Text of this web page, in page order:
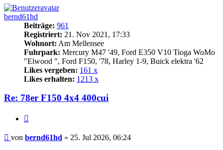
bernd61hd
Beiträge: 961
Registriert: 21. Nov 2021, 17:33
Wohnort: Am Mellensee
Fuhrpark: Mercury M47 '49, Ford E350 V10 Tioga WoMo
"Elwood ", Ford F150, '78, Harley 1-9, Buick elektra '62
Likes vergeben: 161 x
Likes erhalten: 1213 x
Re: 78er F150 4x4 400cui
Beitrag
von bernd61hd » 25. Jul 2026, 06:24